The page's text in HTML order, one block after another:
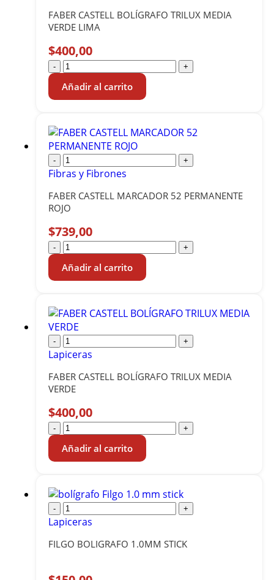
FABER CASTELL BOLÍGRAFO TRILUX MEDIA
VERDE LIMA
$400,00
- +
Añadir al carrito
- +
Fibras y Fibrones
FABER CASTELL MARCADOR 52 PERMANENTE
ROJO
$739,00
- +
Añadir al carrito
- +
Lapiceras
FABER CASTELL BOLÍGRAFO TRILUX MEDIA
VERDE
$400,00
- +
Añadir al carrito
- +
Lapiceras
FILGO BOLIGRAFO 1.0MM STICK